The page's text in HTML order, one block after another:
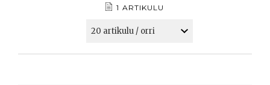
1 ARTIKULU